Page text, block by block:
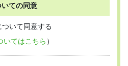
範囲）
会員に適用され、登録手
ての同意
いて同意する
いてはこちら ）